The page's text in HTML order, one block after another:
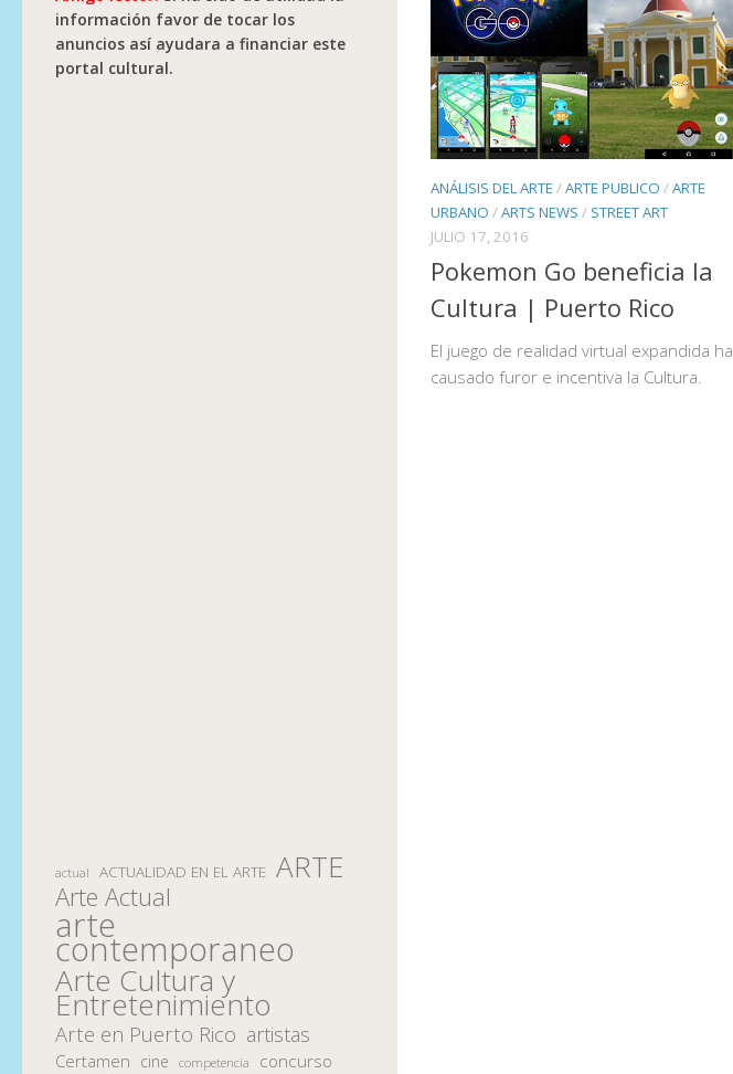
ANÁLISIS DEL ARTE /ARTE PUBLICO /ARTE
URBANO /ARTS NEWS / STREET ART
JULIO 17, 2016
Pokemon Go beneficia la
Cultura | Puerto Rico
El juego de realidad virtual expandida ha
causado furor e incentiva la Cultura.
información favor de tocar los
anuncios así ayudara a financiar este
portal cultural.
actual ACTUALIDAD EN EL ARTE ARTE
Arte Actual
arte
contemporaneo
Arte Cultura y
Entretenimiento
Arte en Puerto Rico artistas
Certamen cine competencia concurso